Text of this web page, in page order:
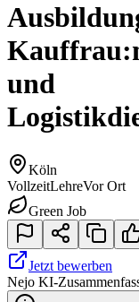
und
Köln
VollzeitLehreVor Ort
Green Job
Jetzt bewerben
Nejo KI-